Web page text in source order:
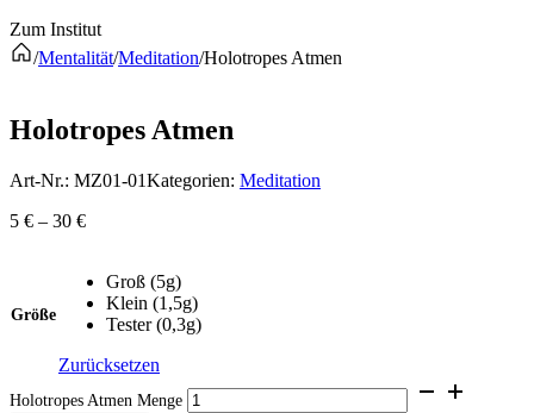
Zum Institut
/Mentalität/Meditation/Holotropes Atmen
Holotropes Atmen
Art-Nr.: MZ01-01Kategorien: Meditation
5 € – 30 €
Größe
Groß (5g)
Klein (1,5g)
Tester (0,3g)
Zurücksetzen
Holotropes Atmen Menge